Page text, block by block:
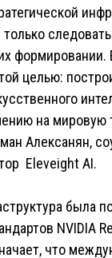
целью:
на мировую
Алексанян,
Eleveight AI.
была
NVIDIA
что